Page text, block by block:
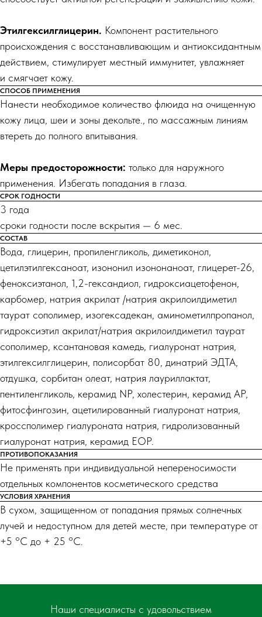
Этилгексилглицерин. Компонент растительного
происхождения с восстанавливающим и антиоксидантным
действием, стимулирует местный иммунитет, увлажняет
и смягчает кожу.
СПОСОБ ПРИМЕНЕНИЯ
Нанести необходимое количество флюида на очищенную
кожу лица, шеи и зоны декольте., по массажным линиям
втереть до полного впитывания.
Меры предосторожности: только для наружного
применения. Избегать попадания в глаза.
СРОК ГОДНОСТИ
3 года
сроки годности после вскрытия — 6 мес.
СОСТАВ
Вода, глицерин, пропиленгликоль, диметиконол,
цетилэтилгексаноат, изононил изононаноат, глицерет-26,
феноксиэтанол, 1,2-гександиол, гидроксиацетофенон,
карбомер, натрия акрилат /натрия акрилоилдиметил
таурат сополимер, изогексадекан, аминометилпропанол,
гидроксиэтил акрилат/натрия акрилоилдиметил таурат
сополимер, ксантановая камедь, гиалуронат натрия,
этилгексилглицерин, полисорбат 80, динатрий ЭДТА,
отдушка, сорбитан олеат, натрия лауриллактат,
пентиленгликоль, керамид NP, холестерин, керамид AP,
фитосфингозин, ацетилированный гиалуронат натрия,
кроссполимер гиалуроната натрия, гидролизованный
гиалуронат натрия, керамид EOP.
ПРОТИВОПОКАЗАНИЯ
Не применять при индивидуальной непереносимости
отдельных компонентов косметического средства
УСЛОВИЯ ХРАНЕНИЯ
В сухом, защищенном от попадания прямых солнечных
лучей и недоступном для детей месте, при температуре от
+5 °C до + 25 °C.
Наши специалисты с удовольствием